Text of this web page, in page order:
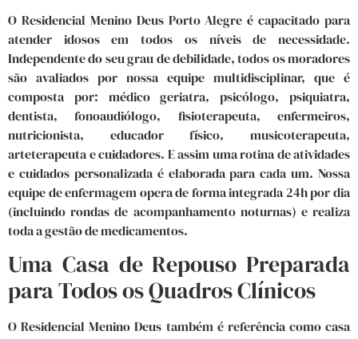
O Residencial Menino Deus Porto Alegre é capacitado para
atender idosos em todos os níveis de necessidade.
Independente do seu grau de debilidade, todos os moradores
são avaliados por nossa equipe multidisciplinar, que é
composta por: médico geriatra, psicólogo, psiquiatra,
dentista, fonoaudiólogo, fisioterapeuta, enfermeiros,
nutricionista, educador físico, musicoterapeuta,
arteterapeuta e cuidadores. E assim uma rotina de atividades
e cuidados personalizada é elaborada para cada um. Nossa
equipe de enfermagem opera de forma integrada 24h por dia
(incluindo rondas de acompanhamento noturnas) e realiza
toda a gestão de medicamentos.
Uma Casa de Repouso Preparada
para Todos os Quadros Clínicos
O Residencial Menino Deus também é referência como casa